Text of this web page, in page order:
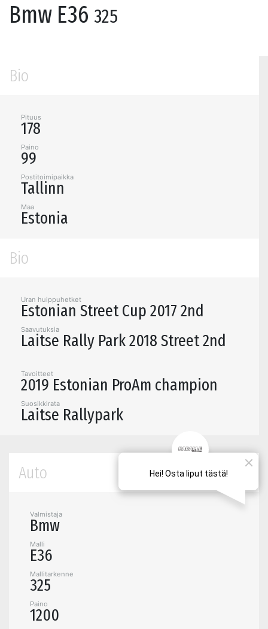
Bmw E36 325
Bio
Pituus
178
Paino
99
Postitoimipaikka
Tallinn
Maa
Estonia
Bio
Uran huippuhetket
Estonian Street Cup 2017 2nd
Saavutuksia
Laitse Rally Park 2018 Street 2nd
Tavoitteet
2019 Estonian ProAm champion
Suosikkirata
Laitse Rallypark
Auto
Valmistaja
Bmw
Malli
E36
Mallitarkenne
325
Paino
1200